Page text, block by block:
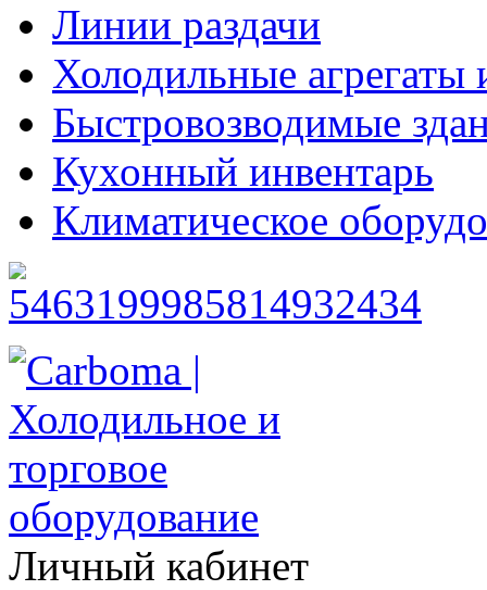
Линии раздачи
Холодильные агрегаты
Быстровозводимые
Кухонный инвентарь
Климатическое
Личный кабинет